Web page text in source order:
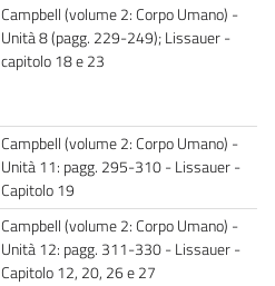
Campbell (volume 2: Corpo Umano) -
Unità 8 (pagg. 229-249); Lissauer -
capitolo 18 e 23
Campbell (volume 2: Corpo Umano) -
Unità 11: pagg. 295-310 - Lissauer -
Capitolo 19
Campbell (volume 2: Corpo Umano) -
Unità 12: pagg. 311-330 - Lissauer -
Capitolo 12, 20, 26 e 27